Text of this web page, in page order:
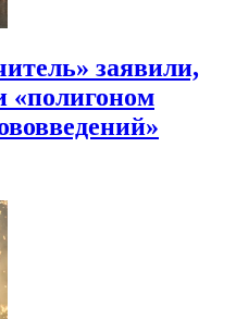
заявили,
«полигоном